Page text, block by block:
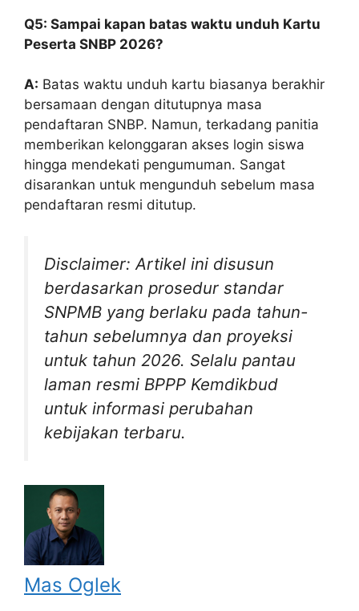
Q5: Sampai kapan batas waktu unduh Kartu
Peserta SNBP 2026?
A: Batas waktu unduh kartu biasanya berakhir
bersamaan dengan ditutupnya masa
pendaftaran SNBP. Namun, terkadang panitia
memberikan kelonggaran akses login siswa
hingga mendekati pengumuman. Sangat
disarankan untuk mengunduh sebelum masa
pendaftaran resmi ditutup.
Disclaimer: Artikel ini disusun
berdasarkan prosedur standar
SNPMB yang berlaku pada tahun-
tahun sebelumnya dan proyeksi
untuk tahun 2026. Selalu pantau
laman resmi BPPP Kemdikbud
untuk informasi perubahan
kebijakan terbaru.
Mas Oglek